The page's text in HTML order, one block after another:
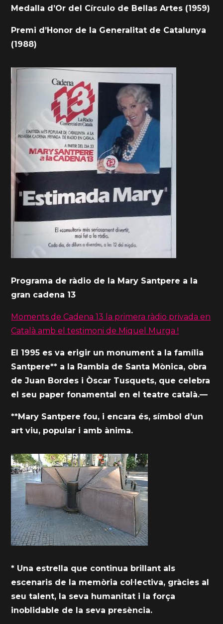
Medalla d’Or del Círculo de Bellas Artes (1959)
Premi d’Honor de la Generalitat de Catalunya
(1988)
Programa de ràdio de la Mary Santpere a la
gran cadena 13
Moments de Cadena 13 la primera ràdio privada en
Català amb el testimoni de Miquel Murga !
El 1995 es va erigir un monument a la família
Santpere** a la Rambla de Santa Mònica, obra
de Juan Bordes i Òscar Tusquets, que celebra
el seu paper fonamental en el teatre català.—
**Mary Santpere fou, i encara és, símbol d’un
art viu, popular i amb ànima.
* Una estrella que continua brillant als
escenaris de la memòria col·lectiva, gràcies al
seu talent, la seva humanitat i la força
inoblidable de la seva presència.